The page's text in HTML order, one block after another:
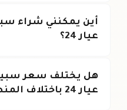
عيار 24؟
عيار 24 باختلاف المنطقة؟